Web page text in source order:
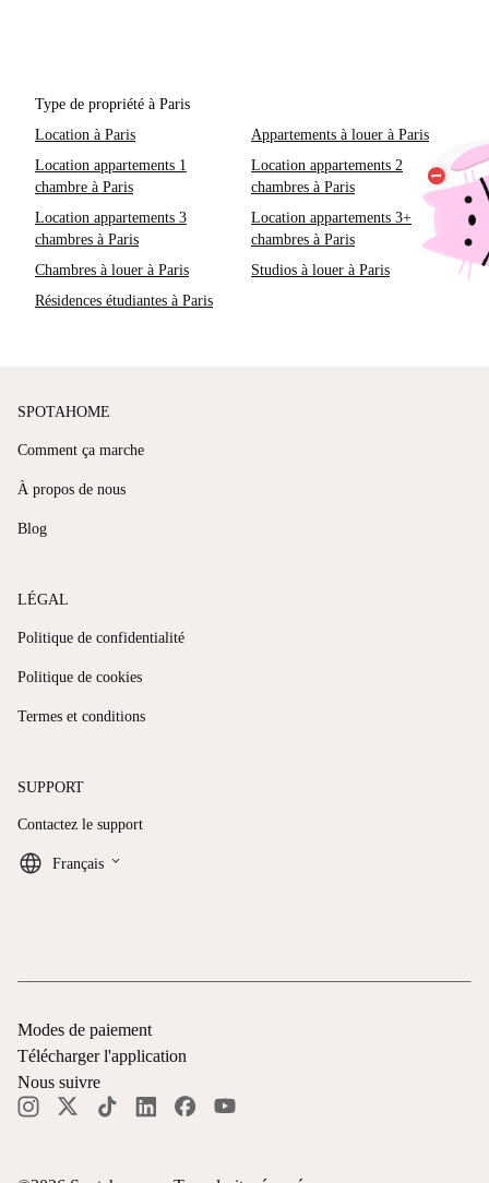
Type de propriété à Paris
Location à Paris
Appartements à louer à Paris
Location appartements 1
chambre à Paris
Location appartements 2
chambres à Paris
Location appartements 3
chambres à Paris
Location appartements 3+
chambres à Paris
Chambres à louer à Paris
Studios à louer à Paris
Résidences étudiantes à Paris
SPOTAHOME
Comment ça marche
À propos de nous
Blog
LÉGAL
Politique de confidentialité
Politique de cookies
Termes et conditions
SUPPORT
Contactez le support
Français keyboard_arrow_down
Modes de paiement
Télécharger l'application
Nous suivre